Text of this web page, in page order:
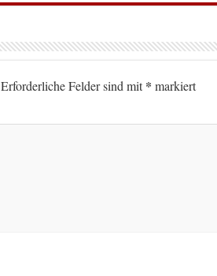
Erforderliche Felder sind mit* markiert